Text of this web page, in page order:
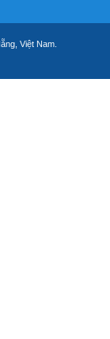
Việt Nam.